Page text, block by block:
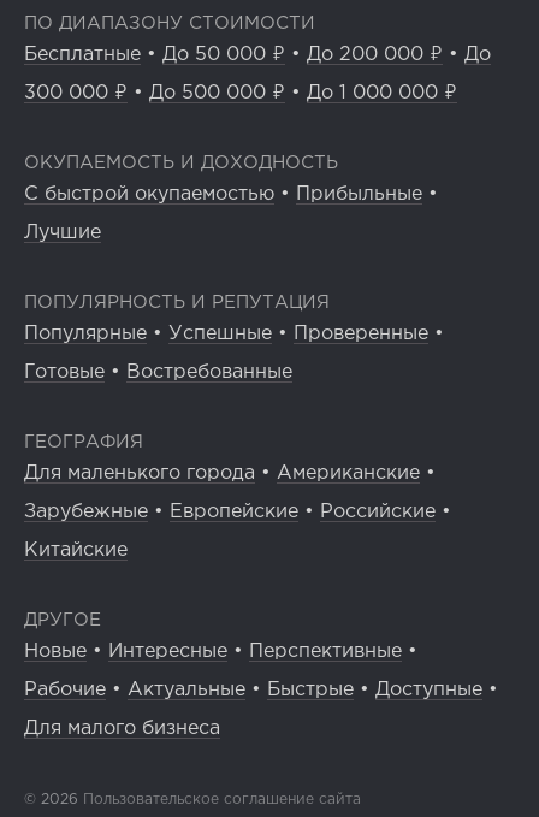
ПО ДИАПАЗОНУ СТОИМОСТИ
Бесплатные • До 50 000 ₽ • До 200 000 ₽ • До
300 000 ₽ • До 500 000 ₽ • До 1 000 000 ₽
ОКУПАЕМОСТЬ И ДОХОДНОСТЬ
С быстрой окупаемостью • Прибыльные •
Лучшие
ПОПУЛЯРНОСТЬ И РЕПУТАЦИЯ
Популярные • Успешные • Проверенные •
Готовые • Востребованные
ГЕОГРАФИЯ
Для маленького города • Американские •
Зарубежные • Европейские • Российские •
Китайские
ДРУГОЕ
Новые • Интересные • Перспективные •
Рабочие • Актуальные • Быстрые • Доступные •
Для малого бизнеса
© 2026 Пользовательское соглашение сайта